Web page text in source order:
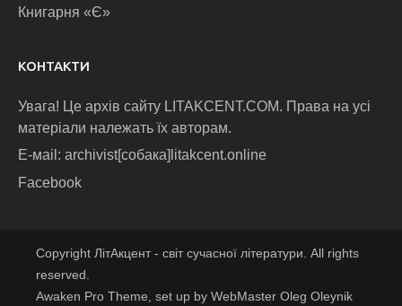
Книгарня «Є»
КОНТАКТИ
Увага! Це архів сайту LITAKCENT.COM. Права на усі
матеріали належать їх авторам.
E-маіl: archivist[собака]litakcent.online
Facebook
Copyright ЛітАкцент - світ сучасної літератури. All rights
reserved.
Awaken Pro Theme, set up by WebMaster Oleg Oleynik